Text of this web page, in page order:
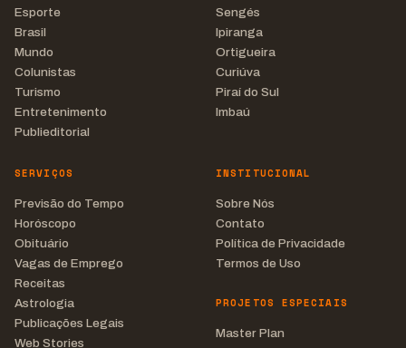
Esporte
Brasil
Mundo
Colunistas
Turismo
Entretenimento
Publieditorial
Sengés
Ipiranga
Ortigueira
Curiúva
Piraí do Sul
Imbaú
SERVIÇOS
Previsão do Tempo
Horóscopo
Obituário
Vagas de Emprego
Receitas
Astrologia
Publicações Legais
Web Stories
INSTITUCIONAL
Sobre Nós
Contato
Política de Privacidade
Termos de Uso
PROJETOS ESPECIAIS
Master Plan